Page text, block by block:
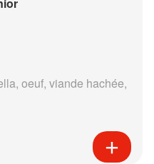
oeuf, viande hachée,